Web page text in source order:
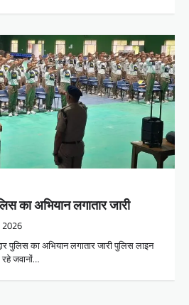
का अभियान लगातार जारी
2026
पुलिस का अभियान लगातार जारी पुलिस लाइन
रहे जवानों…